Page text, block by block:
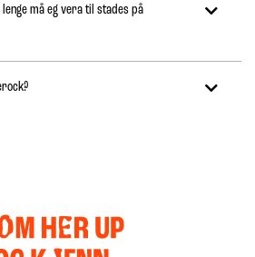
må eg vera til stades på